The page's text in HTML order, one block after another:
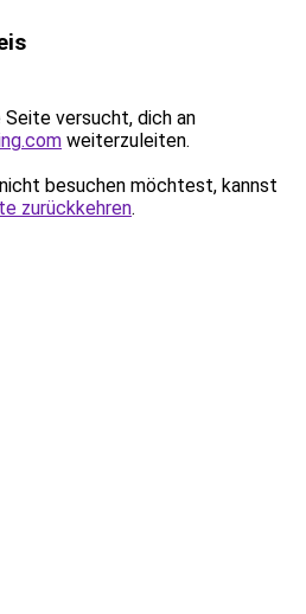
versucht, dich an
weiterzuleiten.
besuchen möchtest, kannst
zurückkehren.